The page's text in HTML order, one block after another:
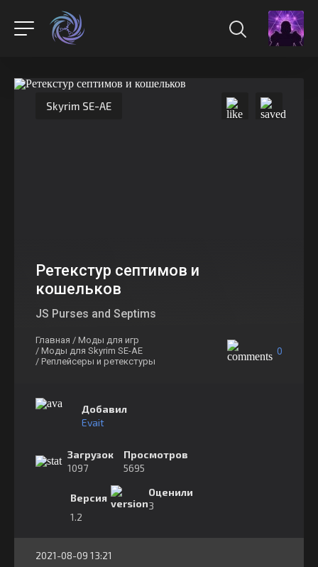
Skyrim SE-AE
Ретекстур септимов и
кошельков
JS Purses and Septims
Главная / Моды для игр
/ Моды для Skyrim SE-AE
/ Реплейсеры и ретекстуры
0
Добавил
Evait
Загрузок
1097
Просмотров
5695
Версия
1.2
Оценили
3
2021-08-09 13:21